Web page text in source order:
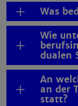
Was
Wie
dualen
An
an der
statt?